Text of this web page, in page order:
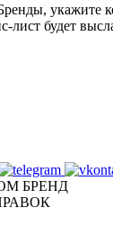
укажите
будет
БРЕНД